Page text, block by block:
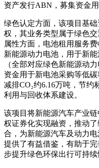
资产发行ABN，募集资金
绿色认定方面，该项目基
权，其业务类型属于绿色
属性方面，电池租用服务
新能源动力电池，用于新
（全部对应绿色新能源动
资金用于新电池采购等低
减排CO₂约6.16万吨，节约
利用与回收体系建设。
该项目将新能源汽车产业
权证券化实现融资，推动
合，为新能源汽车及动力
提供了有益借鉴，有助于
步提升绿色环保出行可持续